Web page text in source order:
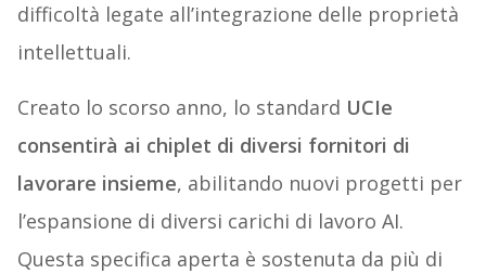
difficoltà legate all’integrazione delle proprietà
intellettuali.
Creato lo scorso anno, lo standard UCIe
consentirà ai chiplet di diversi fornitori di
lavorare insieme, abilitando nuovi progetti per
l’espansione di diversi carichi di lavoro AI.
Questa specifica aperta è sostenuta da più di